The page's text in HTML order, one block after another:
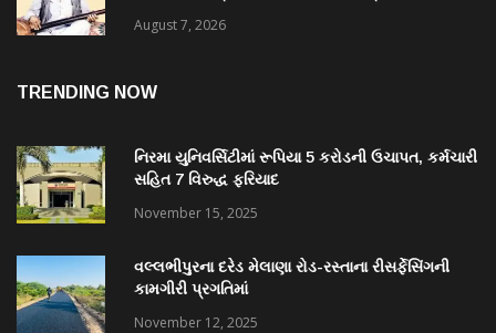
August 7, 2026
TRENDING NOW
નિરમા યુનિવર્સિટીમાં રૂપિયા 5 કરોડની ઉચાપત, કર્મચારી
સહિત 7 વિરુદ્ધ ફરિયાદ
November 15, 2025
વલ્લભીપુરના દરેડ મેલાણા રોડ-રસ્તાના રીસર્ફેસિંગની
કામગીરી પ્રગતિમાં
November 12, 2025